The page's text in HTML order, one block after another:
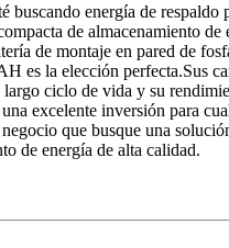
buscando energía de respaldo
de almacenamiento de
de montaje en pared de
​​es la elección perfecta.Sus
largo ciclo de vida y su
excelente inversión para
que busque una
de energía de alta calidad.